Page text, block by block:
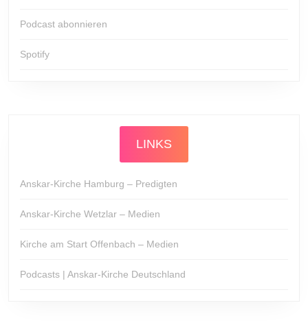
Podcast abonnieren
Spotify
LINKS
Anskar-Kirche Hamburg – Predigten
Anskar-Kirche Wetzlar – Medien
Kirche am Start Offenbach – Medien
Podcasts | Anskar-Kirche Deutschland